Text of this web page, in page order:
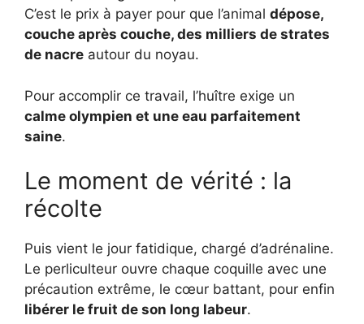
C’est le prix à payer pour que l’animal dépose,
couche après couche, des milliers de strates
de nacre autour du noyau.
Pour accomplir ce travail, l’huître exige un
calme olympien et une eau parfaitement
saine.
Le moment de vérité : la
récolte
Puis vient le jour fatidique, chargé d’adrénaline.
Le perliculteur ouvre chaque coquille avec une
précaution extrême, le cœur battant, pour enfin
libérer le fruit de son long labeur.